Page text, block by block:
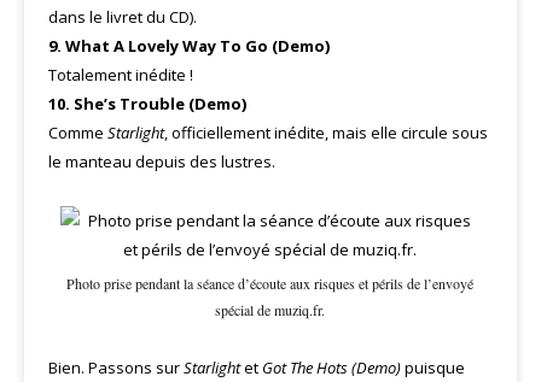
dans le livret du CD).
9. What A Lovely Way To Go (Demo)
Totalement inédite !
10. She’s Trouble (Demo)
Comme Starlight, officiellement inédite, mais elle circule sous
le manteau depuis des lustres.
Photo prise pendant la séance d’écoute aux risques et périls de l’envoyé
spécial de muziq.fr.
Bien. Passons surStarlightet Got The Hots (Demo)puisque